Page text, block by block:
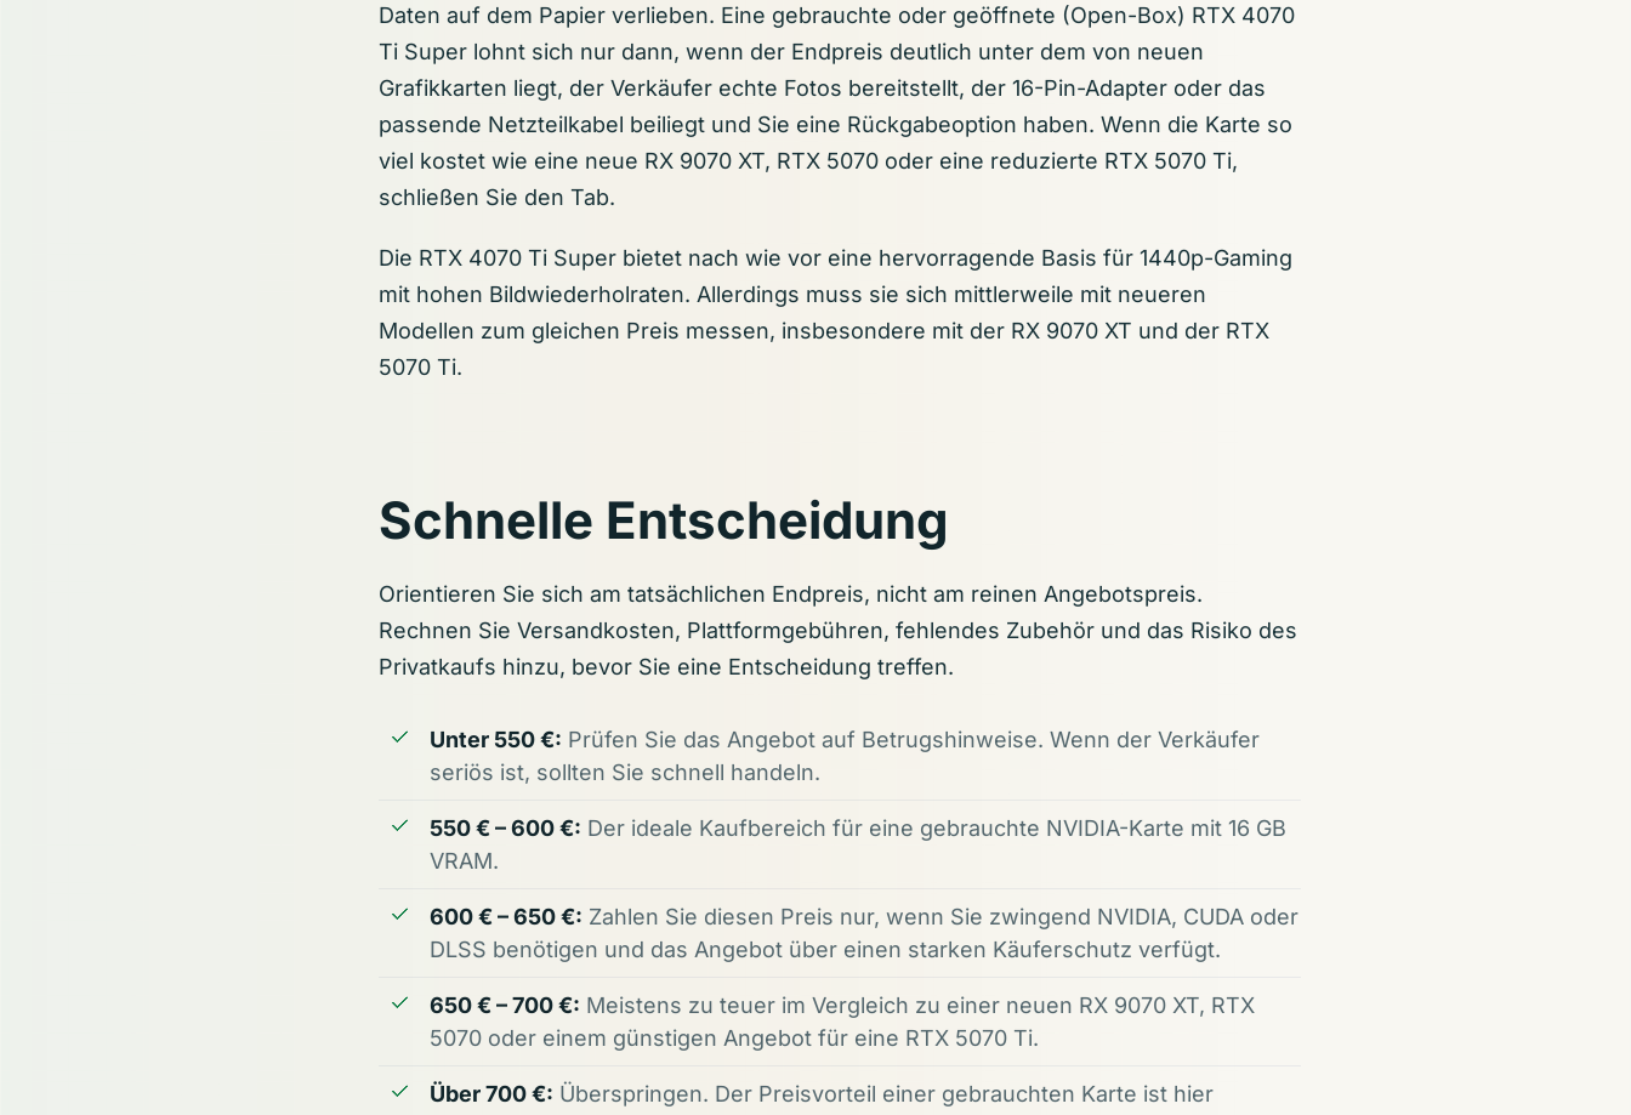
Daten auf dem Papier verlieben. Eine gebrauchte oder geöffnete (Open-Box) RTX 4070
Ti Super lohnt sich nur dann, wenn der Endpreis deutlich unter dem von neuen
Grafikkarten liegt, der Verkäufer echte Fotos bereitstellt, der 16-Pin-Adapter oder das
passende Netzteilkabel beiliegt und Sie eine Rückgabeoption haben. Wenn die Karte so
viel kostet wie eine neue RX 9070 XT, RTX 5070 oder eine reduzierte RTX 5070 Ti,
schließen Sie den Tab.
Die RTX 4070 Ti Super bietet nach wie vor eine hervorragende Basis für 1440p-Gaming
mit hohen Bildwiederholraten. Allerdings muss sie sich mittlerweile mit neueren
Modellen zum gleichen Preis messen, insbesondere mit der RX 9070 XT und der RTX
5070 Ti.
Schnelle Entscheidung
Orientieren Sie sich am tatsächlichen Endpreis, nicht am reinen Angebotspreis.
Rechnen Sie Versandkosten, Plattformgebühren, fehlendes Zubehör und das Risiko des
Privatkaufs hinzu, bevor Sie eine Entscheidung treffen.
Unter 550 €: Prüfen Sie das Angebot auf Betrugshinweise. Wenn der Verkäufer
seriös ist, sollten Sie schnell handeln.
550 € – 600 €: Der ideale Kaufbereich für eine gebrauchte NVIDIA-Karte mit 16 GB
VRAM.
600 € – 650 €: Zahlen Sie diesen Preis nur, wenn Sie zwingend NVIDIA, CUDA oder
DLSS benötigen und das Angebot über einen starken Käuferschutz verfügt.
650 € – 700 €: Meistens zu teuer im Vergleich zu einer neuen RX 9070 XT, RTX
5070 oder einem günstigen Angebot für eine RTX 5070 Ti.
Über 700 €: Überspringen. Der Preisvorteil einer gebrauchten Karte ist hier